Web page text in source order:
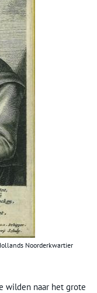
Noorderkwartier
wilden naar het grote